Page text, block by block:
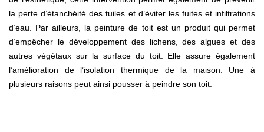
la perte d’étanchéité des tuiles et d’éviter les fuites et infiltrations
d’eau. Par ailleurs, la peinture de toit est un produit qui permet
d’empêcher le développement des lichens, des algues et des
autres végétaux sur la surface du toit. Elle assure également
l’amélioration de l’isolation thermique de la maison. Une à
plusieurs raisons peut ainsi pousser à peindre son toit.